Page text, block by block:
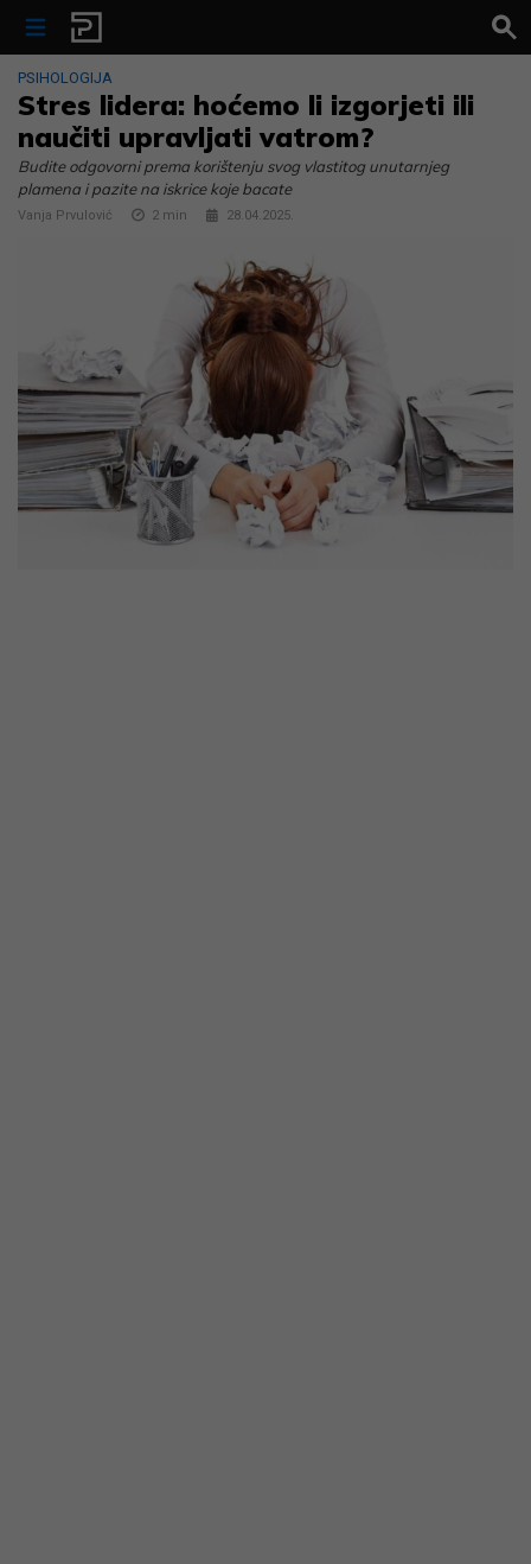
Skip to content
PSIHOLOGIJA
Stres lidera: hoćemo li izgorjeti ili
naučiti upravljati vatrom?
Budite odgovorni prema korištenju svog vlastitog unutarnjeg
plamena i pazite na iskrice koje bacate
Vanja Prvulović 2 min 28.04.2025.